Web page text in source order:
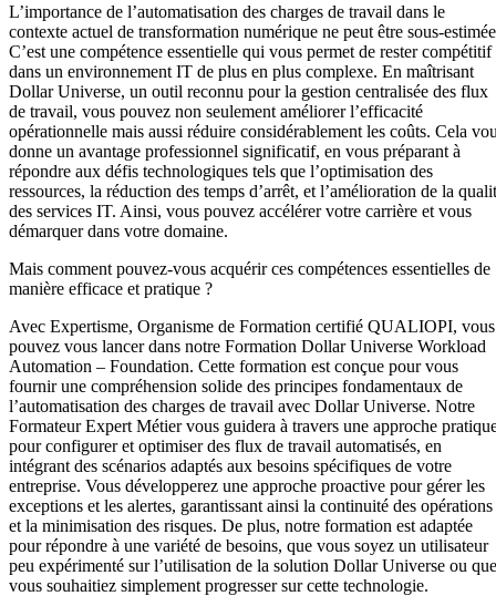
L’importance de l’automatisation des charges de travail dans le
contexte actuel de transformation numérique ne peut être sous-
C’est une compétence essentielle qui vous permet de rester compétitif
dans un environnement IT de plus en plus complexe. En maîtrisant
Dollar Universe, un outil reconnu pour la gestion centralisée des flux
de travail, vous pouvez non seulement améliorer l’efficacité
opérationnelle mais aussi réduire considérablement les coûts. Cela
donne un avantage professionnel significatif, en vous préparant à
répondre aux défis technologiques tels que l’optimisation des
ressources, la réduction des temps d’arrêt, et l’amélioration de la
des services IT. Ainsi, vous pouvez accélérer votre carrière et vous
démarquer dans votre domaine.
Mais comment pouvez-vous acquérir ces compétences essentielles de
manière efficace et pratique ?
Avec Expertisme, Organisme de Formation certifié QUALIOPI, vous
pouvez vous lancer dans notre Formation Dollar Universe Workload
Automation – Foundation. Cette formation est conçue pour vous
fournir une compréhension solide des principes fondamentaux de
l’automatisation des charges de travail avec Dollar Universe. Notre
Formateur Expert Métier vous guidera à travers une approche
pour configurer et optimiser des flux de travail automatisés, en
intégrant des scénarios adaptés aux besoins spécifiques de votre
entreprise. Vous développerez une approche proactive pour gérer les
exceptions et les alertes, garantissant ainsi la continuité des opérations
et la minimisation des risques. De plus, notre formation est adaptée
pour répondre à une variété de besoins, que vous soyez un utilisateur
peu expérimenté sur l’utilisation de la solution Dollar Universe ou que
vous souhaitiez simplement progresser sur cette technologie.